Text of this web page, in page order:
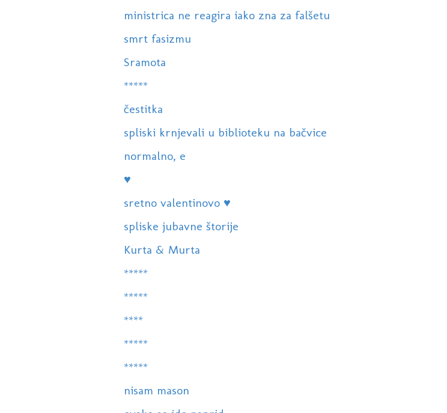
ministrica ne reagira iako zna za falšetu
smrt fasizmu
Sramota
*****
čestitka
spliski krnjevali u biblioteku na bačvice
normalno, e
♥
sretno valentinovo ♥
spliske jubavne štorije
Kurta & Murta
*****
*****
****
*****
*****
nisam mason